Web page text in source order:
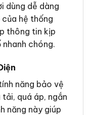
dùng dễ dàng
hệ thống
thông tin kịp
chóng.
năng bảo vệ
quá áp, ngắn
năng này giúp